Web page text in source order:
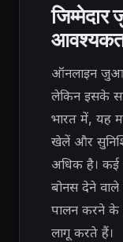
ऑनलाइन जुआ
लेकिन इसके
भारत में, यह
खेलें और
अधिक है। कई
बोनस देने वाले
पालन करने के
लागू करते हैं।